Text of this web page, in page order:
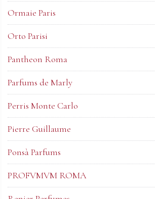
Ormaie Paris
Orto Parisi
Pantheon Roma
Parfums de Marly
Perris Monte Carlo
Pierre Guillaume
Ponsà Parfums
PROFVMVM ROMA